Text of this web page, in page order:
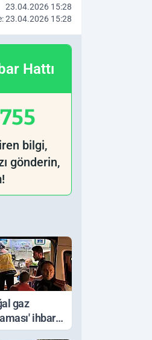
23.04.2026 15:28
23.04.2026 15:28
Hattı
bilgi,
gönderin,
gaz
ihbarı,
unutulan